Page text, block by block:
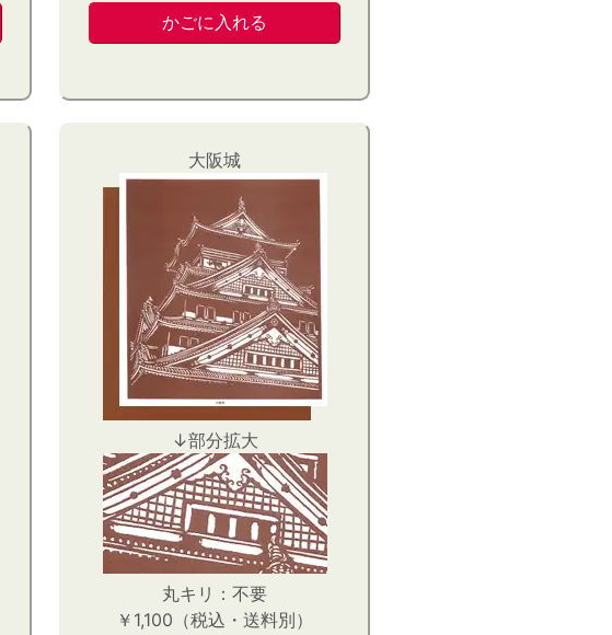
大阪城
↓部分拡大
丸キリ：不要
￥1,100（税込・送料別）